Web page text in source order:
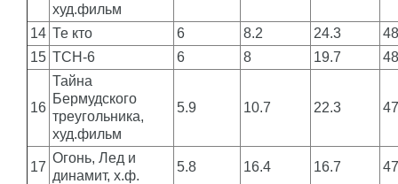
худ.фильм
14 Те кто 6 8.2 24.3
15 ТСН-6 6 8 19.7
16
Тайна
Бермудского
треугольника,
худ.фильм
5.9 10.7 22.3
17
Огонь, Лед и
динамит, х.ф.
5.8 16.4 16.7